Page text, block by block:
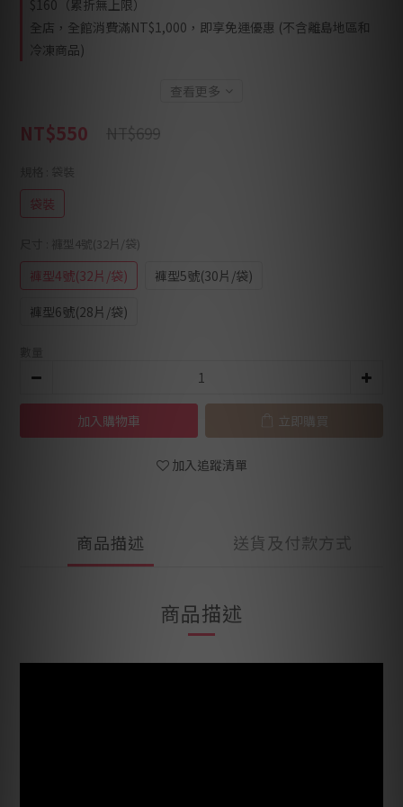
$160（累折無上限）
全店，全館消費滿NT$1,000，即享免運優惠 (不含離島地區和
冷凍商品)
查看更多
NT$550 NT$699
袋裝
: 褲型4號(32片/袋)
褲型4號(32片/袋)
褲型5號(30片/袋)
褲型6號(28片/袋)
加入購物車 立即購買
加入追蹤清單
商品描述 送貨及付款方式
商品描述